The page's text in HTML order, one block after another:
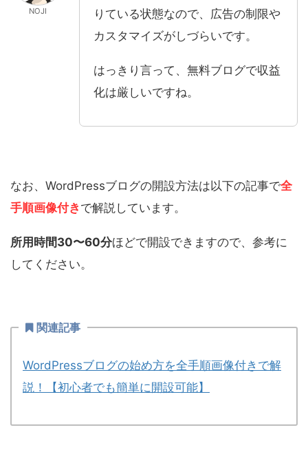
NOJI
りている状態なので、広告の制限や
カスタマイズがしづらいです。
はっきり言って、無料ブログで収益
化は厳しいですね。
なお、WordPressブログの開設方法は以下の記事で全
手順画像付き で解説しています。
所用時間30〜60分ほどで開設できますので、参考に
してください。
関連記事
WordPressブログの始め方を全手順画像付きで解
説！【初心者でも簡単に開設可能】